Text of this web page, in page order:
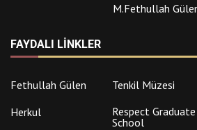
M.Fethullah
FAYDALI LINKLER
Fethullah Gülen Tenkil Müzesi
Herkul
Respect Graduate
School